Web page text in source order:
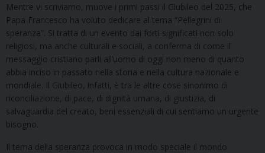
Mentre vi scriviamo, muove i primi passi il Giubileo del 2025, che
Papa Francesco ha voluto dedicare al tema “Pellegrini di
speranza”. Si tratta di un evento dai forti significati non solo
religiosi, ma anche culturali e sociali, a conferma di come il
messaggio cristiano parli all’uomo di oggi non meno di quanto
abbia inciso in passato nella storia e nella cultura nazionale e
mondiale. Il Giubileo, infatti, è tra le altre cose sinonimo di
riconciliazione, di pace, di dignità umana, di giustizia, di
salvaguardia del creato, beni essenziali di cui sentiamo un urgente
bisogno.
Il tema della speranza provoca in modo speciale il mondo